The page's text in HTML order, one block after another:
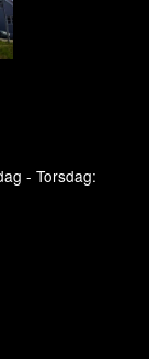
- Torsdag: